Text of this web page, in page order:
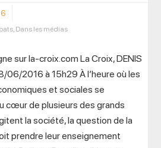
, Dans les médias
sur la-croix.com La Croix, DENIS
06/2016 à 15h29 À l’heure où les
et sociales se
cœur de plusieurs des grands
la société, la question de la
prendre leur enseignement